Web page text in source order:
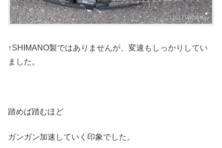
↑SHIMANO製ではありませんが、変速もしっかりしてい
ました。
踏めば踏むほど
ガンガン加速していく印象でした。